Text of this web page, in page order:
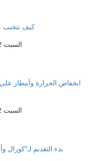
كيف تتجنب
السبت 02 أغسطس 2025 10:09 صباحاً
انخفاض الحرارة وأمطار
السبت 02 أغسطس 2025 08:22 صباحاً
بدء التقديم